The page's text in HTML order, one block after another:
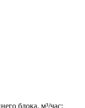
блока, м³/час: